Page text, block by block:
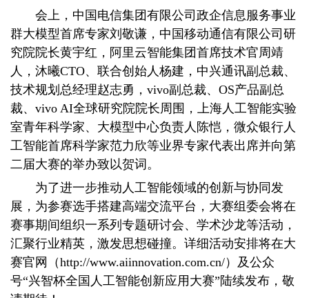
会上，中国电信集团有限公司政企信息服务事业
群大模型首席专家刘敬谦，中国移动通信有限公司研
究院院长黄宇红，阿里云智能集团首席技术官周靖
人，沐曦CTO、联合创始人杨建，中兴通讯副总裁、
技术规划总经理赵志勇，vivo副总裁、OS产品副总
裁、vivo AI全球研究院院长周围，上海人工智能实验
室青年科学家、大模型中心负责人陈恺，微众银行人
工智能首席科学家范力欣等业界专家代表出席并向第
二届大赛的举办致以贺词。
为了进一步推动人工智能领域的创新与协同发
展，为参赛选手搭建高端交流平台，大赛组委会将在
赛事期间组织一系列专题研讨会、学术沙龙等活动，
汇聚行业精英，激发思想碰撞。详细活动安排将在大
赛官网（http://www.aiinnovation.com.cn/）及公众
号“兴智杯全国人工智能创新应用大赛”陆续发布，敬